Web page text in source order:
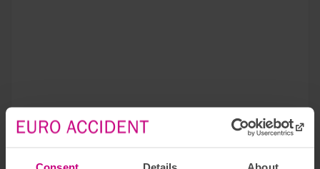
Consent Details About